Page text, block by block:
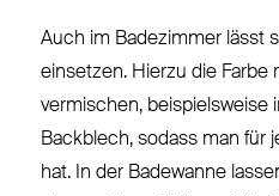
Auch im Badezimmer lässt
einsetzen. Hierzu die Farbe
vermischen, beispielsweise
Backblech, sodass man für
hat. In der Badewanne